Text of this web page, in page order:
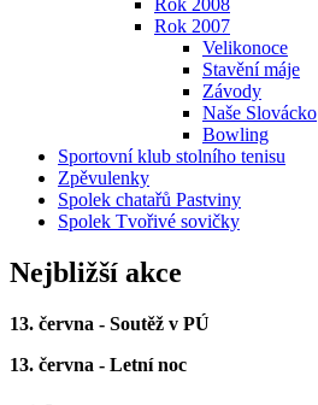
Rok 2008
Rok 2007
Velikonoce
Stavění máje
Závody
Naše Slovácko
Bowling
Sportovní klub stolního tenisu
Zpěvulenky
Spolek chatařů Pastviny
Spolek Tvořivé sovičky
Nejbližší akce
13. června - Soutěž v PÚ
13. června - Letní noc